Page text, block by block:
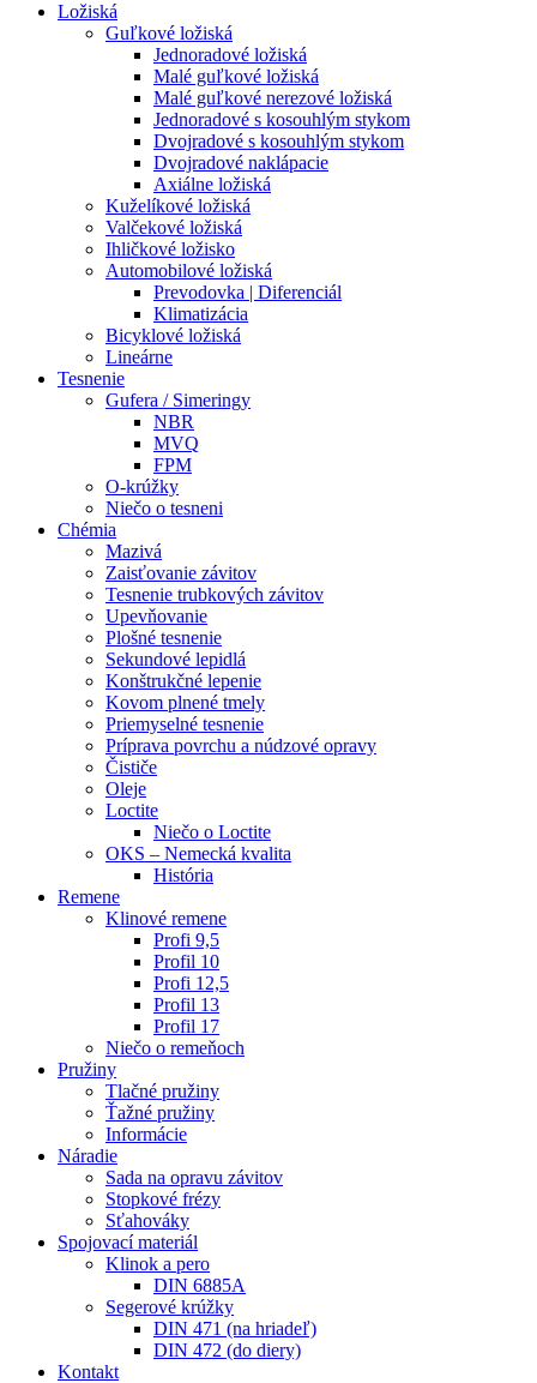
Ložiská
Guľkové ložiská
Jednoradové ložiská
Malé guľkové ložiská
Malé guľkové nerezové ložiská
Jednoradové s kosouhlým stykom
Dvojradové s kosouhlým stykom
Dvojradové naklápacie
Axiálne ložiská
Kuželíkové ložiská
Valčekové ložiská
Ihličkové ložisko
Automobilové ložiská
Prevodovka | Diferenciál
Klimatizácia
Bicyklové ložiská
Lineárne
Tesnenie
Gufera / Simeringy
NBR
MVQ
FPM
O-krúžky
Niečo o tesneni
Chémia
Mazivá
Zaisťovanie závitov
Tesnenie trubkových závitov
Upevňovanie
Plošné tesnenie
Sekundové lepidlá
Konštrukčné lepenie
Kovom plnené tmely
Priemyselné tesnenie
Príprava povrchu a núdzové opravy
Čističe
Oleje
Loctite
Niečo o Loctite
OKS – Nemecká kvalita
História
Remene
Klinové remene
Profi 9,5
Profil 10
Profi 12,5
Profil 13
Profil 17
Niečo o remeňoch
Pružiny
Tlačné pružiny
Ťažné pružiny
Informácie
Náradie
Sada na opravu závitov
Stopkové frézy
Sťahováky
Spojovací materiál
Klinok a pero
DIN 6885A
Segerové krúžky
DIN 471 (na hriadeľ)
DIN 472 (do diery)
Kontakt